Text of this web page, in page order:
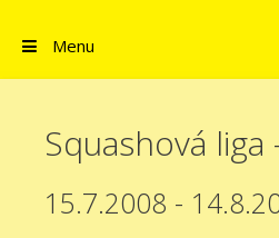
Menu
Squashová
15.7.2008 -